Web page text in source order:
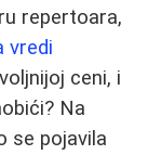
repertoara,
vredi
ceni, i
Na
se pojavila